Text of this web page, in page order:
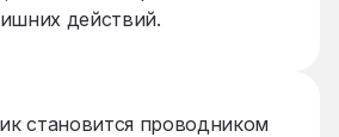
действий.
становится проводником